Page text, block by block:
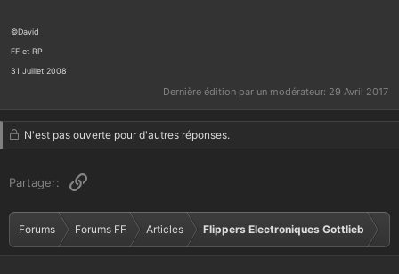
©David
FF et RP
31 Juillet 2008
Dernière édition par un modérateur: 29 Avril 2017
N'est pas ouverte pour d'autres réponses.
Partager: Lien
Forums Forums FF Articles Flippers Electroniques Gottlieb